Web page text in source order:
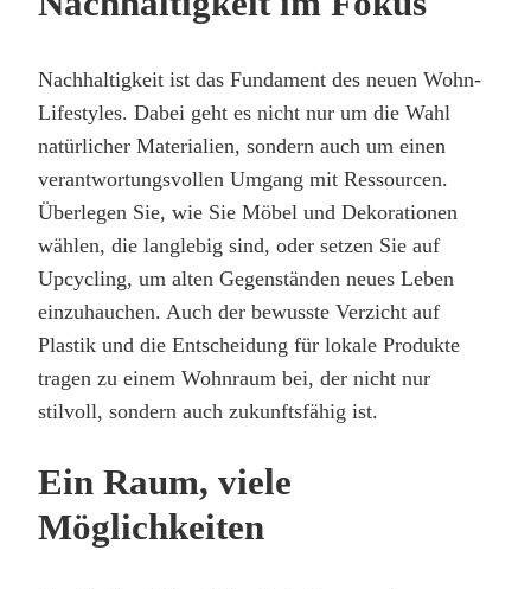
Nachhaltigkeit ist das Fundament des neuen Wohn-
Lifestyles. Dabei geht es nicht nur um die Wahl
natürlicher Materialien, sondern auch um einen
verantwortungsvollen Umgang mit Ressourcen.
Überlegen Sie, wie Sie Möbel und Dekorationen
wählen, die langlebig sind, oder setzen Sie auf
Upcycling, um alten Gegenständen neues Leben
einzuhauchen. Auch der bewusste Verzicht auf
Plastik und die Entscheidung für lokale Produkte
tragen zu einem Wohnraum bei, der nicht nur
stilvoll, sondern auch zukunftsfähig ist.
Ein Raum, viele
Möglichkeiten